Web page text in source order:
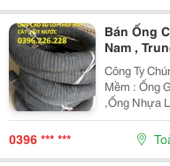
Bán Ống
Nam ,
Công Ty
Mềm : Ống
,Ống Nhựa
Thép, Ống Cao Su Bố
0396 *** ***